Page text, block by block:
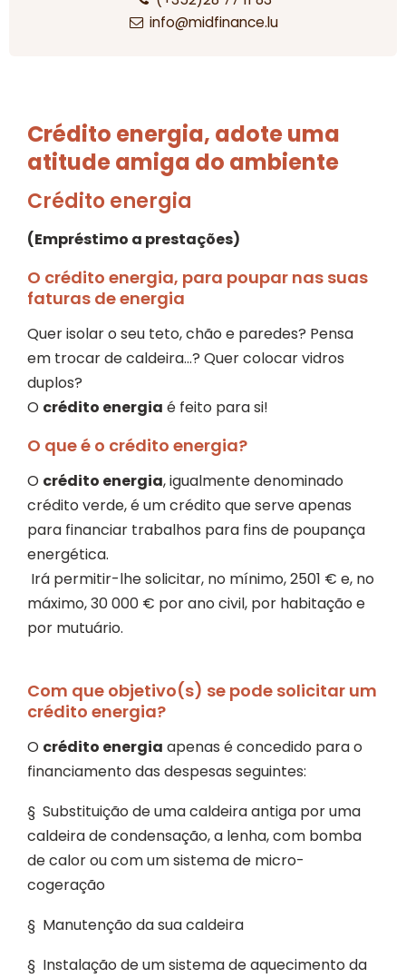
info@midfinance.lu
Crédito energia, adote uma
atitude amiga do ambiente
Crédito energia
(Empréstimo a prestações)
O crédito energia, para poupar nas suas
faturas de energia
Quer isolar o seu teto, chão e paredes? Pensa
em trocar de caldeira...? Quer colocar vidros
duplos?
O crédito energia é feito para si!
O que é o crédito energia?
O crédito energia, igualmente denominado
crédito verde, é um crédito que serve apenas
para financiar trabalhos para fins de poupança
energética.
Irá permitir-lhe solicitar, no mínimo, 2501 € e, no
máximo, 30 000 € por ano civil, por habitação e
por mutuário.
Com que objetivo(s) se pode solicitar um
crédito energia?
O crédito energia apenas é concedido para o
financiamento das despesas seguintes:
§ Substituição de uma caldeira antiga por uma
caldeira de condensação, a lenha, com bomba
de calor ou com um sistema de micro-
cogeração
§ Manutenção da sua caldeira
§ Instalação de um sistema de aquecimento da